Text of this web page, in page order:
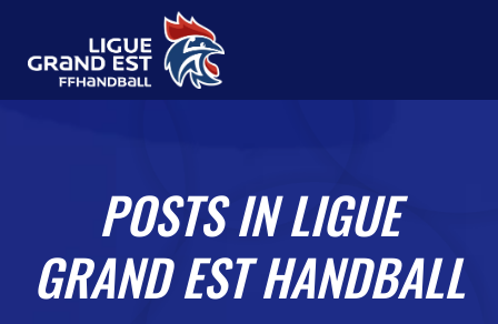
POSTS INLIGUE
GRAND EST HANDBALL